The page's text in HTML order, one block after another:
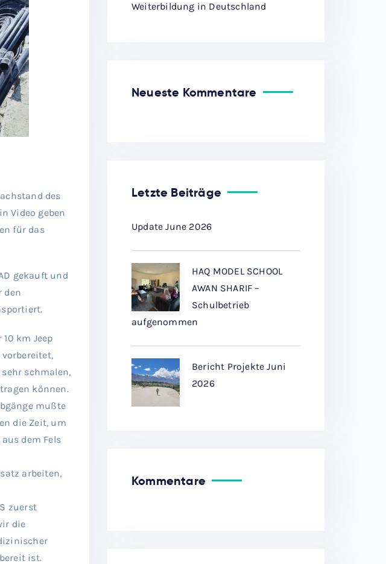
des
Video geben
für das
gekauft und
den
10 km Jeep
vorbereitet,
sehr schmalen,
können.
mußte
die Zeit, um
dem Fels
arbeiten,
zuerst
die
ist.
Weiterbildung in Deutschland
Neueste Kommentare
Letzte Beiträge
Update June 2026
HAQ MODEL SCHOOL
AWAN SHARIF –
Schulbetrieb
aufgenommen
Bericht Projekte Juni
2026
Kommentare